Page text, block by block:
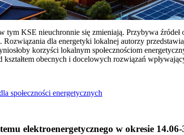
tym KSE nieuchronnie się zmieniają. Przybywa
dla energetyki lokalnej autorzy
korzyści lokalnym społecznościom
obecnych i docelowych rozwiązań
społeczności energetycznych
elektroenergetycznego w okresie 14.06-